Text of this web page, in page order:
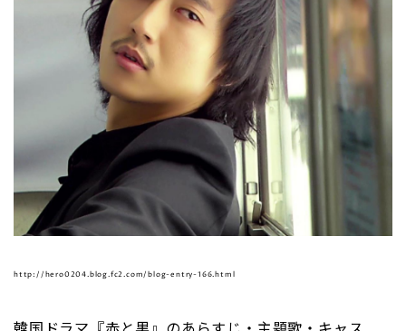
http://hero0204.blog.fc2.com/blog-entry-166.html